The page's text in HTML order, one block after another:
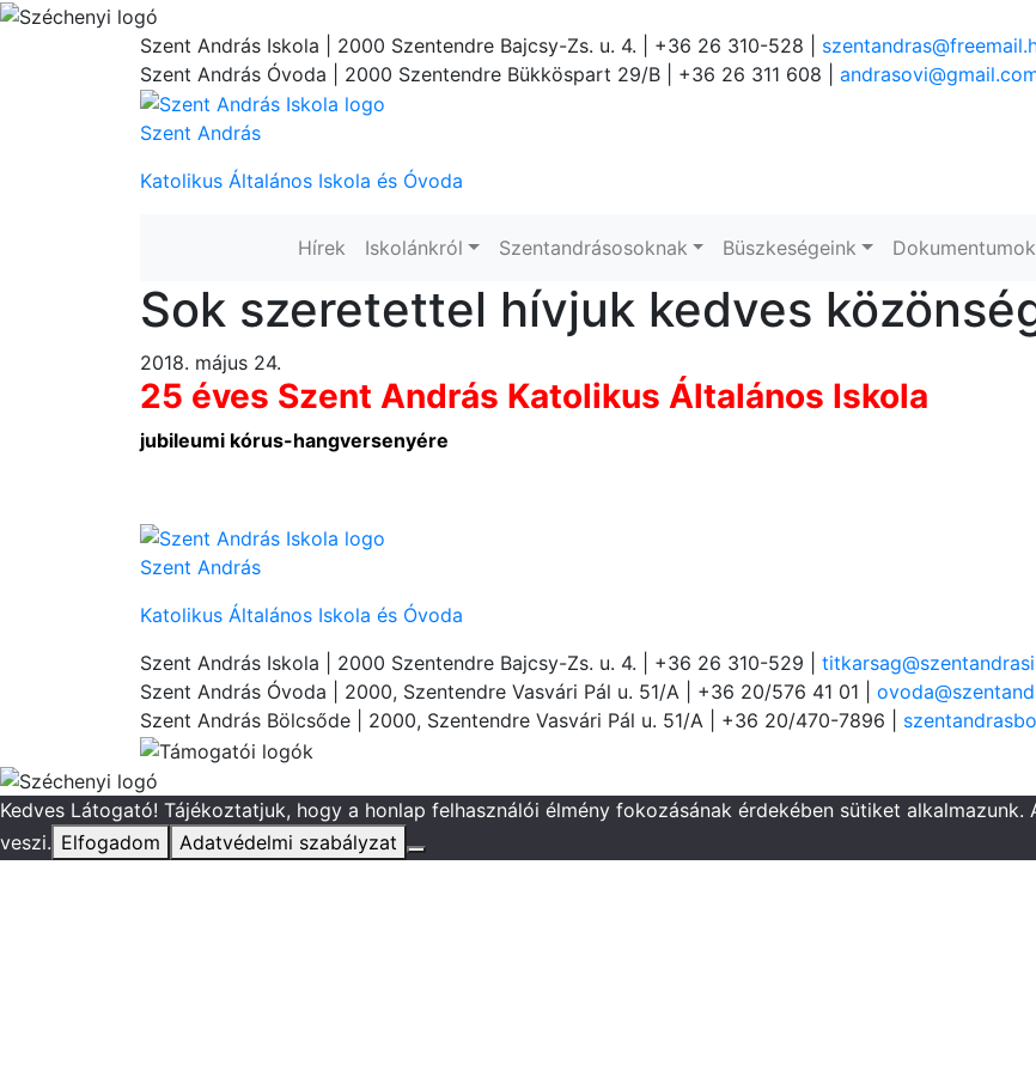
Szent András Iskola | 2000 Szentendre Bajcsy-Zs. u. 4. | +36 26 310-528 |
Szent András Óvoda | 2000 Szentendre Bükköspart 29/B | +36 26 311 608 |
Szent András
Katolikus Általános Iskola és Óvoda
Hírek Iskolánkról Szentandrásosoknak Büszkeségeink Dokumentumok
Sok szeretettel hívjuk kedves
2018. május 24.
25 éves Szent András Katolikus Általános Iskola
jubileumi kórus-hangversenyére
Szent András
Katolikus Általános Iskola és Óvoda
Szent András Iskola | 2000 Szentendre Bajcsy-Zs. u. 4. | +36 26 310-529 |
Szent András Óvoda | 2000, Szentendre Vasvári Pál u. 51/A | +36 20/576 41 01 |
Szent András Bölcsőde | 2000, Szentendre Vasvári Pál u. 51/A | +36 20/470-7896 |
Kedves Látogató! Tájékoztatjuk, hogy a honlap felhasználói élmény fokozásának érdekében sütiket
veszi. Elfogadom Adatvédelmi szabályzat